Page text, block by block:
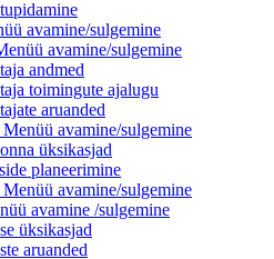
avamine/sulgemine
avamine/sulgemine
andmed
toimingute ajalugu
aruanded
Menüü avamine/sulgemine
üksikasjad
planeerimine
Menüü avamine/sulgemine
avamine /sulgemine
üksikasjad
aruanded